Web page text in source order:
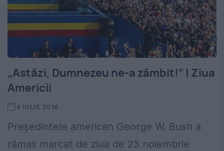
„Astăzi, Dumnezeu ne-a zâmbit!” | Ziua
Americii
4 IULIE 2016
Președintele american George W. Bush a
rămas marcat de ziua de 23 noiembrie